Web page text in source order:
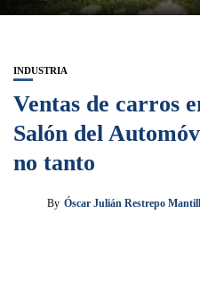
INDUSTRIA
Ventas de carros
Salón del
no tanto
By Óscar Julián Restrepo